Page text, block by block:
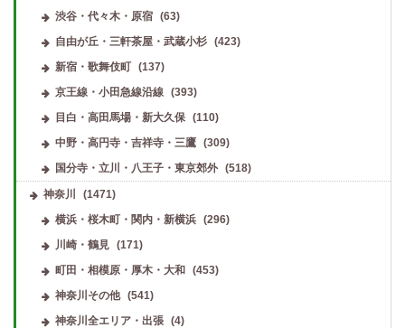
渋谷・代々木・原宿
(63)
自由が丘・三軒茶屋・武蔵小杉
(423)
新宿・歌舞伎町
(137)
京王線・小田急線沿線
(393)
目白・高田馬場・新大久保
(110)
中野・高円寺・吉祥寺・三鷹
(309)
国分寺・立川・八王子・東京郊外
(518)
神奈川
(1471)
横浜・桜木町・関内・新横浜
(296)
川崎・鶴見
(171)
町田・相模原・厚木・大和
(453)
神奈川その他
(541)
神奈川全エリア・出張
(4)